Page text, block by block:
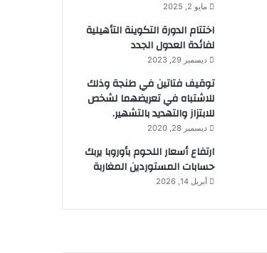
مايو 2, 2025
اختتام الدورة التكوينة التأهيلية
لفائدة العدول الجدد
ديسمبر 29, 2023
توقيف فتاتين في طنجة وذلك
للاشتباه في تعريضهما لشخص
للابتزاز والتهديد بالتشهير.
ديسمبر 28, 2020
ارتفاع أسعار اللحوم بأوروبا يربك
حسابات المستوردين المغاربة
أبريل 14, 2026